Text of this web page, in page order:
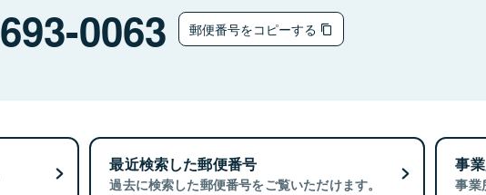
693-0063 郵便番号をコピーする
最近検索した郵便番号
過去に検索した郵便番号をご覧いただけます。
事
事業